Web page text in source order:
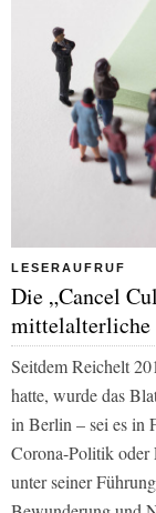
LESERAUFRUF
Die „Cancel
mittelalterliche
Seitdem Reichelt
hatte, wurde das
in Berlin – sei es in
Corona-Politik oder
unter seiner